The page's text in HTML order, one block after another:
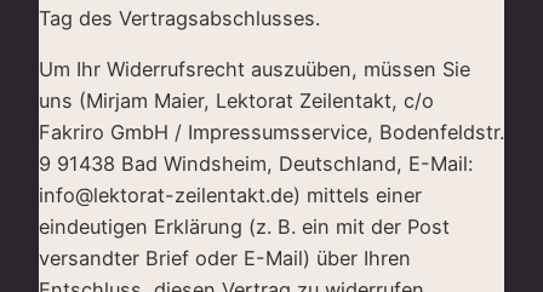
Tag des Vertragsabschlusses.
Um Ihr Widerrufsrecht auszuüben, müssen Sie
uns (Mirjam Maier, Lektorat Zeilentakt, c/o
Fakriro GmbH / Impressumsservice, Bodenfeldstr.
9 91438 Bad Windsheim, Deutschland, E-Mail:
info@lektorat-zeilentakt.de) mittels einer
eindeutigen Erklärung (z. B. ein mit der Post
versandter Brief oder E-Mail) über Ihren